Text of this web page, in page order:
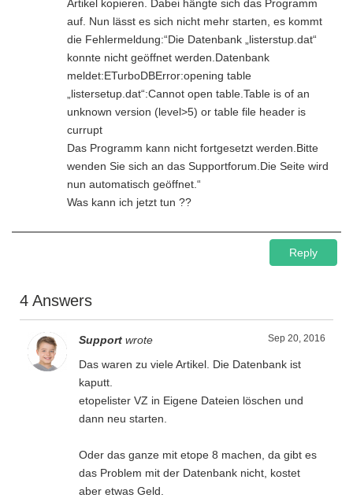
Artikel kopieren. Dabei hängte sich das Programm
auf. Nun lässt es sich nicht mehr starten, es kommt
die Fehlermeldung:“Die Datenbank „listerstup.dat“
konnte nicht geöffnet werden.Datenbank
meldet:ETurboDBError:opening table
„listersetup.dat“:Cannot open table.Table is of an
unknown version (level>5) or table file header is
currupt
Das Programm kann nicht fortgesetzt werden.Bitte
wenden Sie sich an das Supportforum.Die Seite wird
nun automatisch geöffnet.“
Was kann ich jetzt tun ??
Reply
4 Answers
Sep 20, 2016
Support wrote
Das waren zu viele Artikel. Die Datenbank ist
kaputt.
etopelister VZ in Eigene Dateien löschen und
dann neu starten.
Oder das ganze mit etope 8 machen, da gibt es
das Problem mit der Datenbank nicht, kostet
aber etwas Geld.